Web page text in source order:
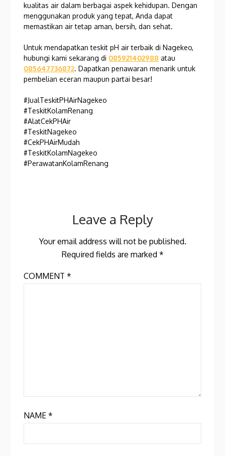
kualitas air dalam berbagai aspek kehidupan. Dengan
menggunakan produk yang tepat, Anda dapat
memastikan air tetap aman, bersih, dan sehat.
Untuk mendapatkan teskit pH air terbaik di Nagekeo,
hubungi kami sekarang di 085921402988 atau
085647736872. Dapatkan penawaran menarik untuk
pembelian eceran maupun partai besar!
#JualTeskitPHAirNagekeo
#TeskitKolamRenang
#AlatCekPHAir
#TeskitNagekeo
#CekPHAirMudah
#TeskitKolamNagekeo
#PerawatanKolamRenang
Leave a Reply
Your email address will not be published.
Required fields are marked *
COMMENT*
NAME*